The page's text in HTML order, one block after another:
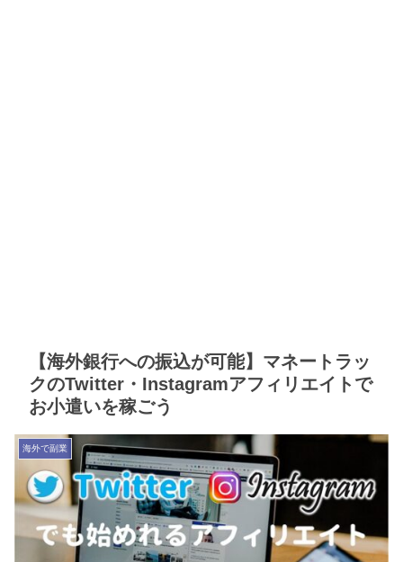
【海外銀行への振込が可能】マネートラッ
クのTwitter・Instagramアフィリエイトで
お小遣いを稼ごう
海外で副業